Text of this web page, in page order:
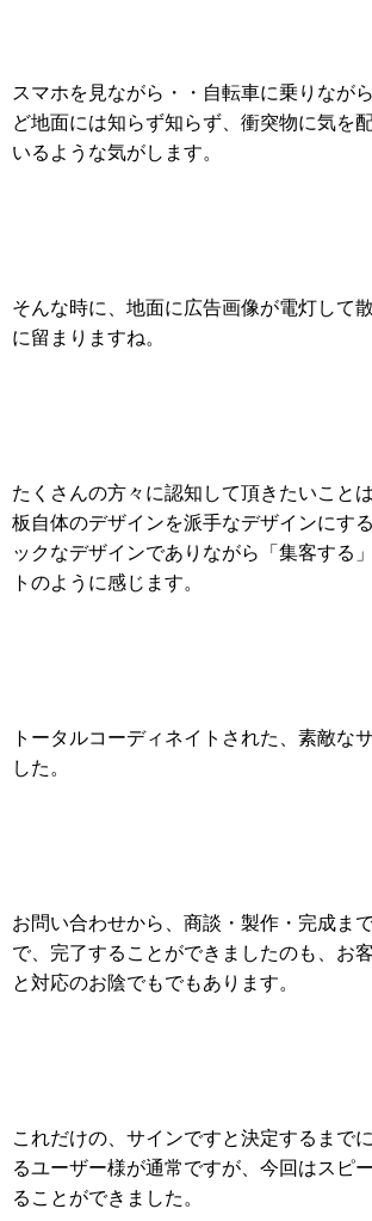
スマホを見ながら・・自転車に乗りなが
ど地面には知らず知らず、衝突物に気を
いるような気がします。
そんな時に、地面に広告画像が電灯して
に留まりますね。
たくさんの方々に認知して頂きたいこと
板自体のデザインを派手なデザインにす
ックなデザインでありながら「集客する
トのように感じます。
トータルコーディネイトされた、素敵な
した。
お問い合わせから、商談・製作・完成ま
で、完了することができましたのも、お
と対応のお陰でもでもあります。
これだけの、サインですと決定するまで
るユーザー様が通常ですが、今回はスピ
ることができました。